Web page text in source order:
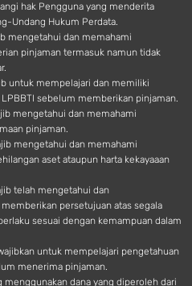
hak Pengguna yang menderita
Undang Hukum Perdata.
mengetahui dan memahami
pinjaman termasuk namun tidak
untuk mempelajari dan memiliki
sebelum memberikan pinjaman.
mengetahui dan memahami
pinjaman.
mengetahui dan memahami
aset ataupun harta kekayaaan
telah mengetahui dan
persetujuan atas segala
sesuai dengan kemampuan dalam
untuk mempelajari pengetahuan
menerima pinjaman.
menggunakan dana yang diperoleh dari